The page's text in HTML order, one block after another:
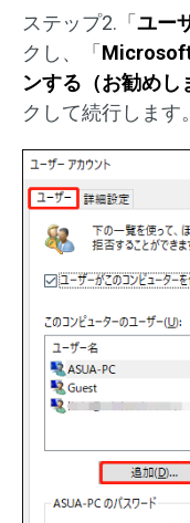
ステップ2.「 ユー
クし、「
ンする（お勧めし
クして続行します。